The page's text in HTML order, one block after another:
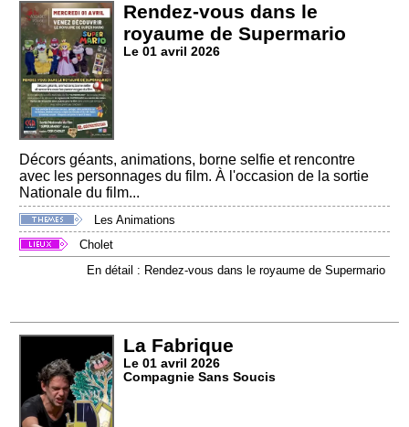
Rendez-vous dans le
royaume de Supermario
Le 01 avril 2026
Décors géants, animations, borne selfie et rencontre
avec les personnages du film. À l'occasion de la sortie
Nationale du film...
Les Animations
Cholet
En détail : Rendez-vous dans le royaume de Supermario
La Fabrique
Le 01 avril 2026
Compagnie Sans Soucis